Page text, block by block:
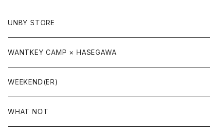
UNBY STORE
WANTKEY CAMP × HASEGAWA
WEEKEND(ER)
WHAT NOT